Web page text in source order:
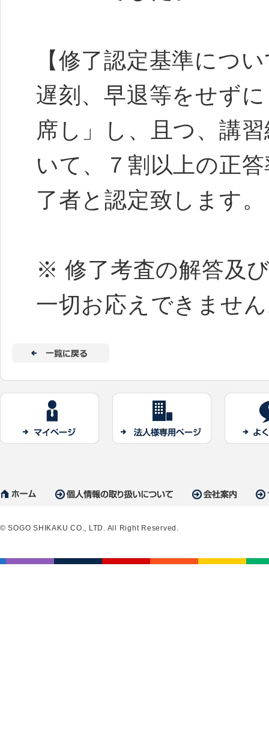
【修了認定基準につ
遅刻、早退等をせず
席し」し、且つ、講
いて、７割以上の正
了者と認定致します
※ 修了考査の解答及
一切お応えできませ
© SOGO SHIKAKU CO., LTD. All Right Reserved.